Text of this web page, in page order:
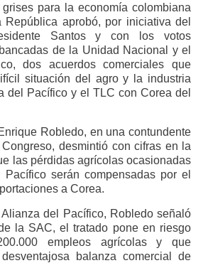
para la economía colombiana
aprobó, por iniciativa del
Santos y con los votos
de la Unidad Nacional y el
dos acuerdos comerciales que
situación del agro y la industria
del Pacífico y el TLC con Corea del
Robledo, en una contundente
desmintió con cifras en la
las pérdidas agrícolas ocasionadas
serán compensadas por el
a Corea.
del Pacífico, Robledo señaló
la SAC, el tratado pone en riesgo
empleos agrícolas y que
balanza comercial de